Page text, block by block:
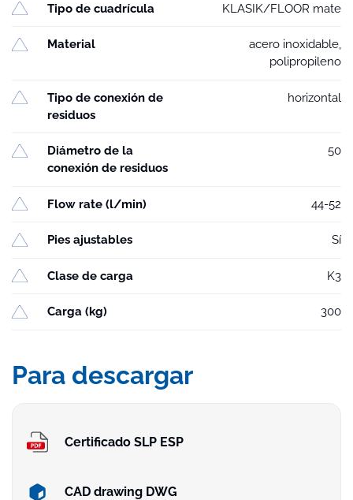
Tipo de cuadrícula KLASIK/FLOOR mate
Material
acero inoxidable,
polipropileno
Tipo de conexión de
residuos
horizontal
Diámetro de la
conexión de residuos
50
Flow rate (l/min) 44-52
Pies ajustables Sí
Clase de carga K3
Carga (kg) 300
Para descargar
Certificado SLP ESP
CAD drawing DWG